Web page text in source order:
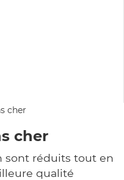
cher
sont réduits tout en
qualité